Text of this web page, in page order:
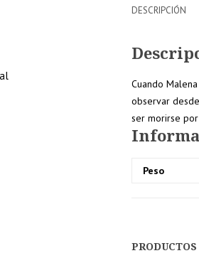
DESCRIPCIÓN
Cuando
observar
ser morirse
Peso